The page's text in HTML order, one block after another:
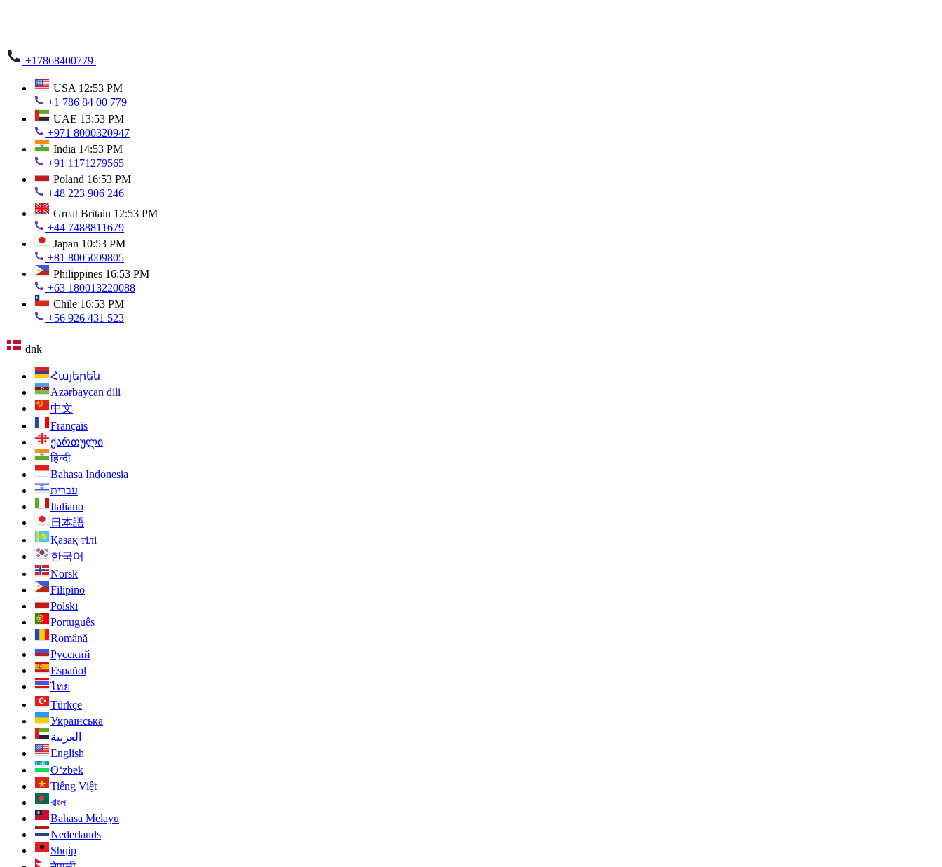
+17868400779
USA 12:53 PM
+1 786 84 00 779
UAE 13:53 PM
+971 8000320947
India 14:53 PM
+91 1171279565
Poland 16:53 PM
+48 223 906 246
Great Britain 12:53 PM
+44 7488811679
Japan 10:53 PM
+81 8005009805
Philippines 16:53 PM
+63 180013220088
Chile 16:53 PM
+56 926 431 523
dnk
Հայերեն
Azərbaycan dili
中文
Français
ქართული
हिन्दी
Bahasa Indonesia
עברית
Italiano
日本語
Қазақ тілі
한국어
Norsk
Filipino
Polski
Português
Română
Русский
Español
ไทย
Türkçe
Українська
العربية
English
O‘zbek
Tiếng Việt
বাংলা
Bahasa Melayu
Nederlands
Shqip